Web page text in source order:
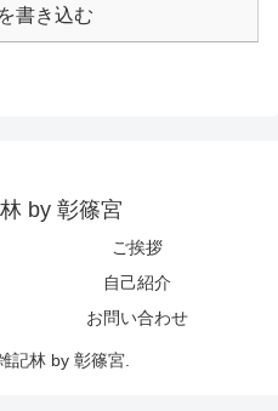
書き込む
by 彰篠宮
ご挨拶
自己紹介
お問い合わせ
記林 by 彰篠宮.